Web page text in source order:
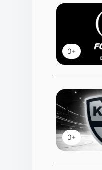
0+
0+